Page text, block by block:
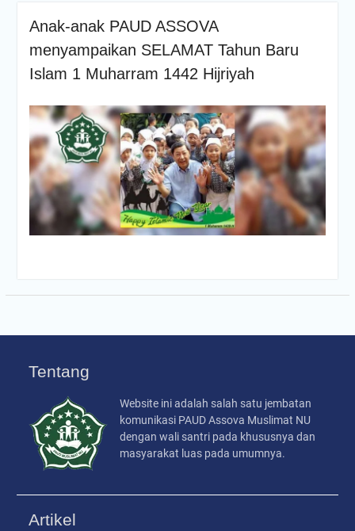
Anak-anak PAUD ASSOVA
menyampaikan SELAMAT Tahun Baru
Islam 1 Muharram 1442 Hijriyah
Tentang
Website ini adalah salah satu jembatan
komunikasi PAUD Assova Muslimat NU
dengan wali santri pada khususnya dan
masyarakat luas pada umumnya.
Artikel